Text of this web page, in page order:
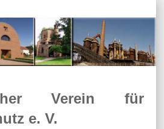
Verein für
e. V.